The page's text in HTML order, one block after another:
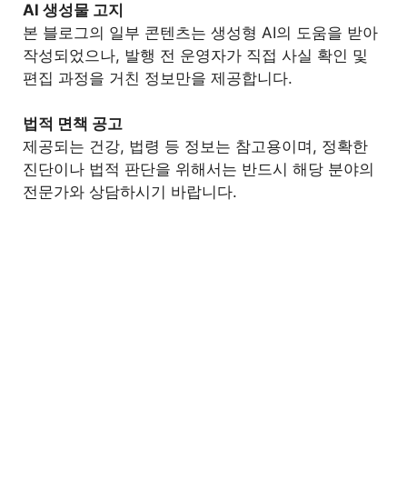
Al 생성물 고지
본 블로그의 일부 콘텐츠는 생성형 AI의 도움을 받아
작성되었으나, 발행 전 운영자가 직접 사실 확인 및
편집 과정을 거친 정보만을 제공합니다.
법적 면책 공고
제공되는 건강, 법령 등 정보는 참고용이며, 정확한
진단이나 법적 판단을 위해서는 반드시 해당 분야의
전문가와 상담하시기 바랍니다.